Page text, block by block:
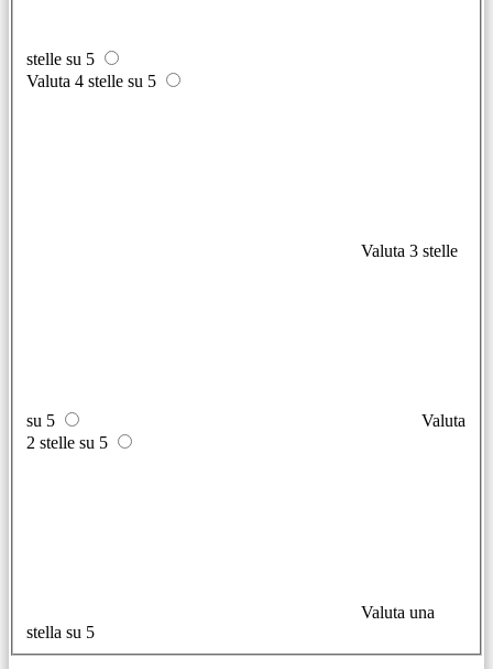
stelle su 5
Valuta 4 stelle su 5
Valuta 3 stelle
su 5
Valuta
2 stelle su 5
Valuta una
stella su 5